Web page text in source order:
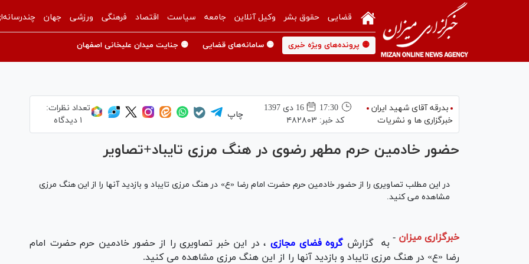
قضایی حقوق بشر وکیل آنلاین جامعه سیاست اقتصاد فرهنگی ورزشی جهان
🟡 پرونده‌های ویژه خبری 🟡 سامانه‌های قضایی 🟡 جنایت میدان علیخانی اصفهان
بدرقه آقای شهید ایران
خبرگزاری ها و نشریات
17:30
16 دی 1397
کد خبر: ۴۸۲۸۰۳
چاپ
تعداد نظرات:
۱ دیدگاه
حضور خادمین حرم مطهر رضوی در هنگ مرزی تایباد+تصاویر
در این مطلب تصاویری را از حضور خادمین حرم حضرت امام رضا «ع» در هنگ مرزی تایباد و بازدید آنها را از این هنگ مرزی
مشاهده می کنید.
خبرگزاری میزان - به گزارش گروه فضای مجازی ، در این خبر تصاویری را از حضور خادمین حرم حضرت امام
رضا «ع» در هنگ مرزی تایباد و بازدید آنها را از این هنگ مرزی مشاهده می کنید.